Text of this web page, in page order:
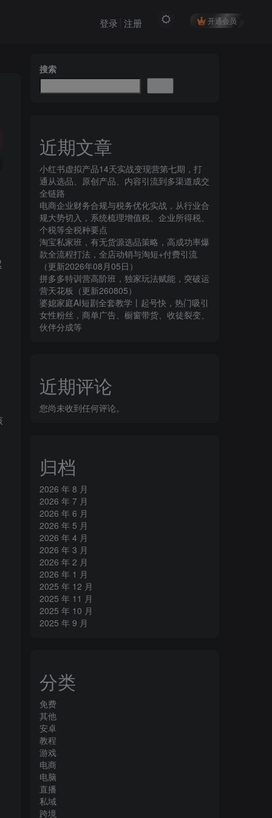
开通会员
登录 注册
搜索
近期文章
小红书虚拟产品14天实战变现营第七期，打
通从选品、原创产品、内容引流到多渠道成交
全链路
电商企业财务合规与税务优化实战，从行业合
规大势切入，系统梳理增值税、企业所得税、
个税等全税种要点
淘宝私家班，有无货源选品策略，高成功率爆
款全流程打法，全店动销与淘短+付费引流
（更新2026年08月05日）
拼多多特训营高阶班，独家玩法赋能，突破运
营天花板（更新260805）
婆媳家庭AI短剧全套教学丨起号快，热门吸引
女性粉丝，商单广告、橱窗带货、收徒裂变、
伙伴分成等
近期评论
您尚未收到任何评论。
归档
2026 年 8 月
2026 年 7 月
2026 年 6 月
2026 年 5 月
2026 年 4 月
2026 年 3 月
2026 年 2 月
2026 年 1 月
2025 年 12 月
2025 年 11 月
2025 年 10 月
2025 年 9 月
分类
免费
其他
安卓
教程
游戏
电商
电脑
直播
私域
跨境